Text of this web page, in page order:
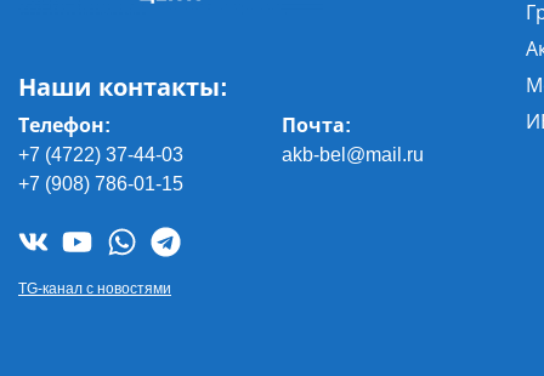
Наши контакты:
Телефон:
+7 (4722) 37-44-03
+7 (908) 786-01-15
Почта:
akb-bel@mail.ru
TG-канал с новостями